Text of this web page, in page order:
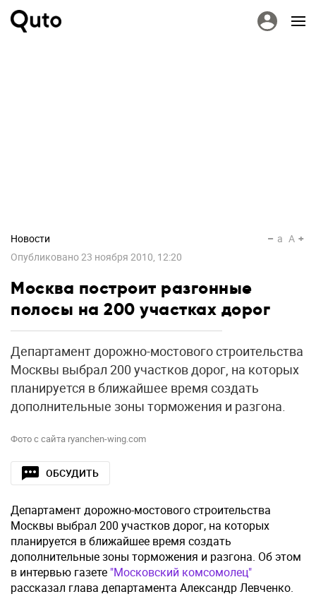
Новости
Опубликовано23 ноября 2010, 12:20
a A
Москва построит разгонные
полосы на 200 участках дорог
Департамент дорожно-мостового строительства
Москвы выбрал 200 участков дорог, на которых
планируется в ближайшее время создать
дополнительные зоны торможения и разгона.
Фото с сайта ryanchen-wing.com
ОБСУДИТЬ
Департамент дорожно-мостового строительства
Москвы выбрал 200 участков дорог, на которых
планируется в ближайшее время создать
дополнительные зоны торможения и разгона. Об этом
в интервью газете "Московский комсомолец"
рассказал глава департамента Александр Левченко.